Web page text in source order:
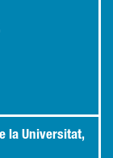
la Universitat,